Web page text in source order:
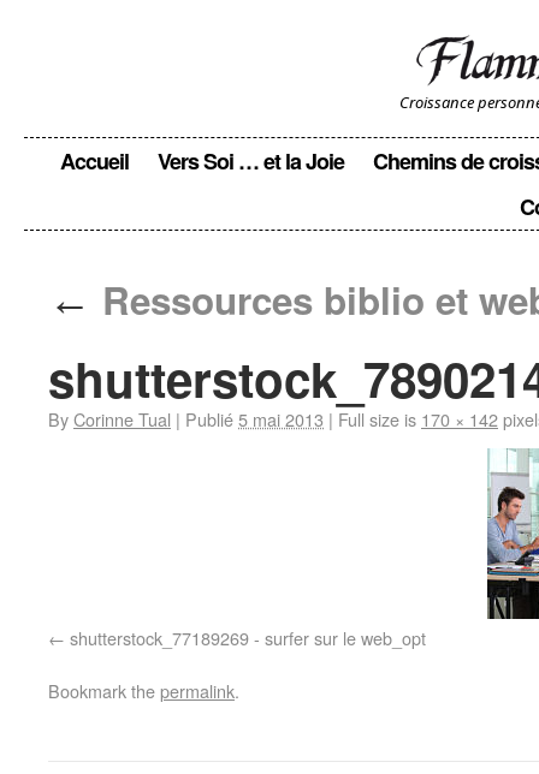
Croissance
Accueil Vers Soi … et la Joie
Chemins de
← Ressources biblio et
ByCorinne Tual | Publié5 mai 2013 | Full size is 170 × 142
shutterstock_77189269 - surfer sur le web_opt
Bookmark thepermalink.